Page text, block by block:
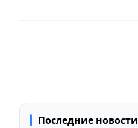
Последние новости